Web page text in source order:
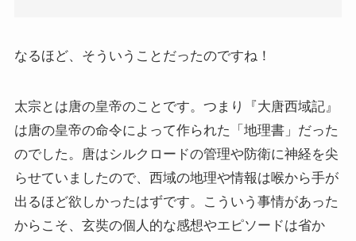
奇跡の音楽家メンデルスゾーンの驚異の人生
クラシック・西洋美術から見るヨーロッパ
夢の国ディズニーランド研究
なるほど、そういうことだったのですね！
太宗とは唐の皇帝のことです。つまり『大唐西域記』
は唐の皇帝の命令によって作られた「地理書」だった
のでした。唐はシルクロードの管理や防衛に神経を尖
らせていましたので、西域の地理や情報は喉から手が
出るほど欲しかったはずです。こういう事情があった
からこそ、玄奘の個人的な感想やエピソードは省か